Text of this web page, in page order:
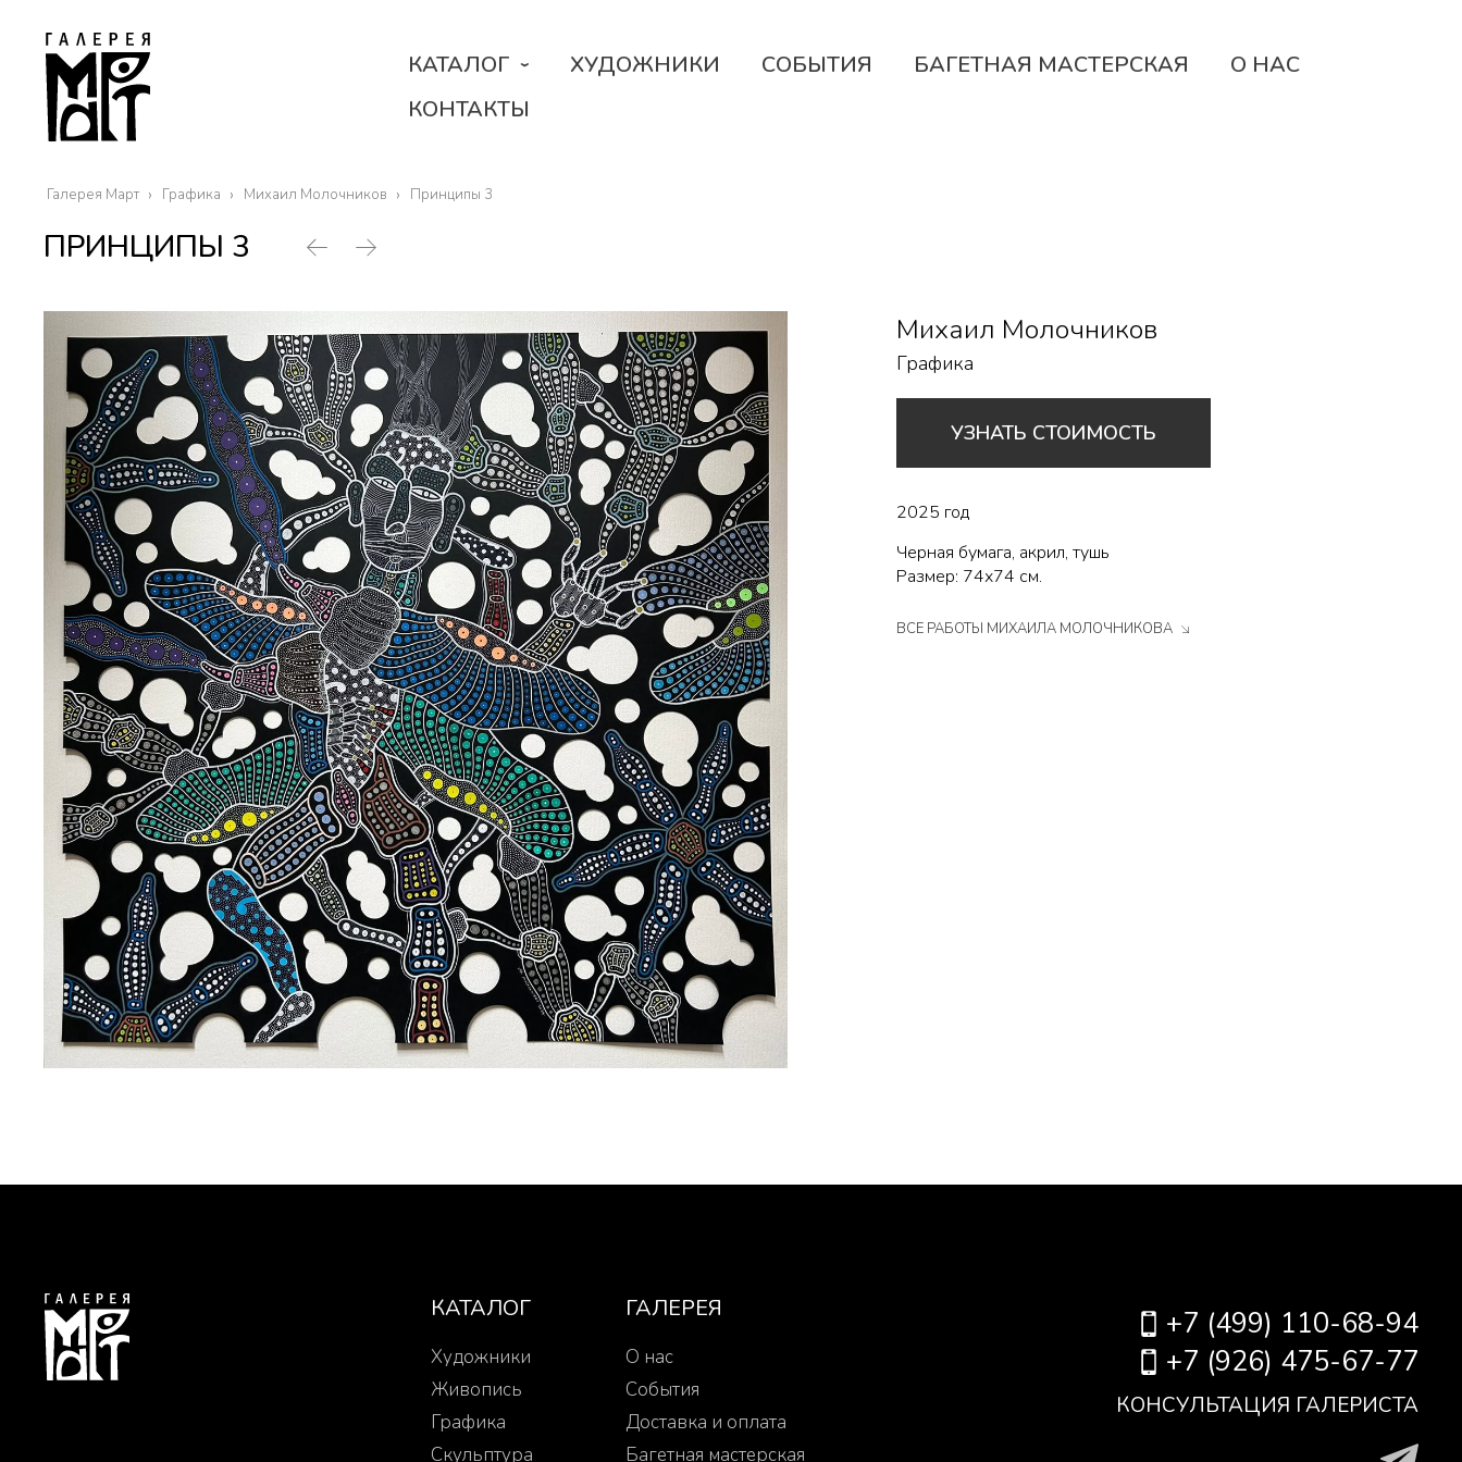
КАТАЛОГ ХУДОЖНИКИ СОБЫТИЯ БАГЕТНАЯ МАСТЕРСКАЯ
О НАС
КОНТАКТЫ
Галерея Март Графика Михаил Молочников Принципы 3
ПРИНЦИПЫ 3
Михаил Молочников
Графика
УЗНАТЬ СТОИМОСТЬ
2025 год
Черная бумага, акрил, тушь
Размер: 74х74 см.
ВСЕ РАБОТЫ МИХАИЛА МОЛОЧНИКОВА
КАТАЛОГ
Художники
Живопись
Графика
Скульптура
ГАЛЕРЕЯ
О нас
События
Доставка и оплата
Багетная мастерская
+7 (499) 110-68-94
+7 (926) 475-67-77
КОНСУЛЬТАЦИЯ ГАЛЕРИСТА